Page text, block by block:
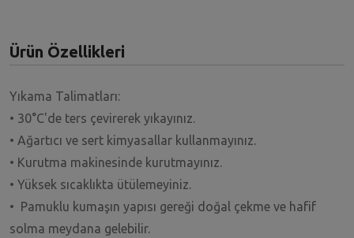
Ürün Özellikleri
Yıkama Talimatları:
• 30°C'de ters çevirerek yıkayınız.
• Ağartıcı ve sert kimyasallar kullanmayınız.
• Kurutma makinesinde kurutmayınız.
• Yüksek sıcaklıkta ütülemeyiniz.
• Pamuklu kumaşın yapısı gereği doğal çekme ve hafif
solma meydana gelebilir.